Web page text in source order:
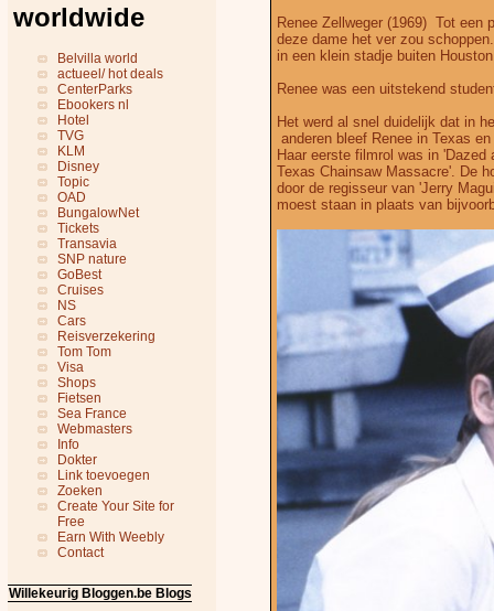
worldwide
Belvilla world
actueel/ hot deals
CenterParks
Ebookers nl
Hotel
TVG
KLM
Disney
Topic
OAD
BungalowNet
Tickets
Transavia
SNP nature
GoBest
Cruises
NS
Cars
Reisverzekering
Tom Tom
Visa
Shops
Fietsen
Sea France
Webmasters
Info
Dokter
Link toevoegen
Zoeken
Create Your Site for
Free
Earn With Weebly
Contact
Willekeurig Bloggen.be Blogs
Renee Zellweger (1969) Tot een
deze dame het ver zou
in een klein stadje buiten
Renee was een uitstekend
Het werd al snel duidelijk dat in
anderen bleef Renee in Texas
Haar eerste filmrol was in 'Dazed
Texas Chainsaw Massacre'. De
door de regisseur van 'Jerry
moest staan in plaats van